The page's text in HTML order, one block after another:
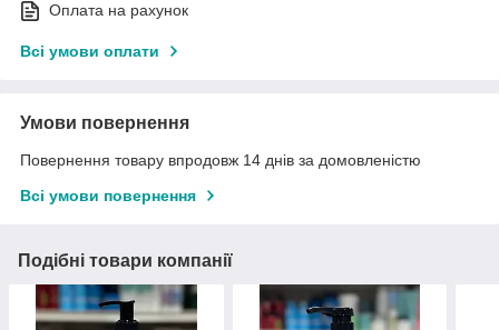
Оплата на рахунок
Всі умови оплати
Умови повернення
Повернення товару впродовж 14 днів за домовленістю
Всі умови повернення
Подібні товари компанії